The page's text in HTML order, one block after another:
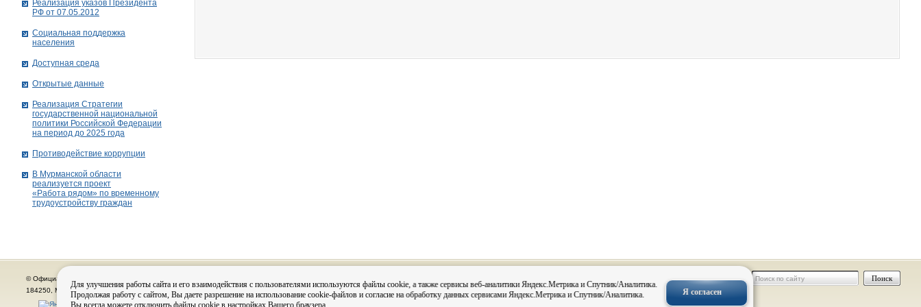
Для улучшения работы сайта и его взаимодействия с пользователями используются файлы cookie, а также сервисы веб-аналитики Яндекс.Метрика и Спутник/Аналитика.
Продолжая работу с сайтом, Вы даете разрешение на использование cookie-файлов и согласие на обработку данных сервисами Яндекс.Метрика и Спутник/Аналитика.
Вы всегда можете отключить файлы cookie в настройках Вашего браузера.
Я согласен
Реализация указов Президента
РФ от 07.05.2012
Социальная поддержка
населения
Доступная среда
Открытые данные
Реализация Стратегии
государственной национальной
политики Российской Федерации
на период до 2025 года
Противодействие коррупции
В Мурманской области
реализуется проект
«Работа рядом» по временному
трудоустройству граждан
© Официальный сайт органов местного самоуправления города Кировска
184250, Мурманская область, г. Кировск, пр. Ленина, д. 16, тел.: (815-31) 98-700
данных в соответствии с 152-ФЗ О персональных данных и
Постановления администрации города Кировска «О персональных
данных в администрации муниципального округа город Кировск